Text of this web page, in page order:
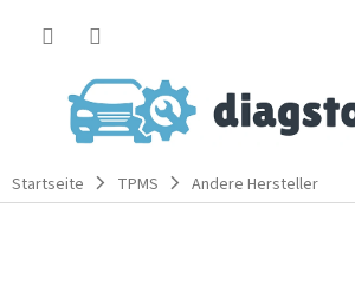
Startseite TPMS Andere Hersteller